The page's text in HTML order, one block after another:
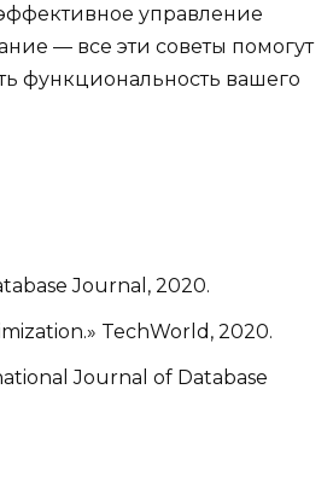
управление
— все эти советы помогут
функциональность вашего
Journal, 2020.
TechWorld, 2020.
Journal of Database